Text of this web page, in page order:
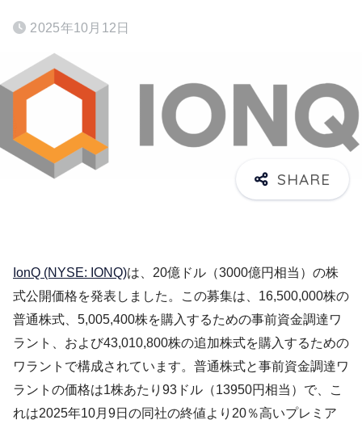
2025年10月12日
IonQ (NYSE: IONQ)は、20億ドル（3000億円相当）の株
式公開価格を発表しました。この募集は、16,500,000株の
普通株式、5,005,400株を購入するための事前資金調達ワ
ラント、および43,010,800株の追加株式を購入するための
ワラントで構成されています。普通株式と事前資金調達ワ
ラントの価格は1株あたり93ドル（13950円相当）で、こ
れは2025年10月9日の同社の終値より20％高いプレミア